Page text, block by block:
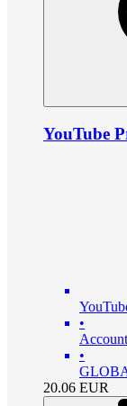
YouTube
•
Account
•
20.06 EUR